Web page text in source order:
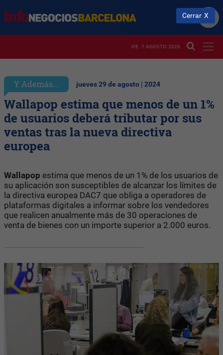
VIE. 7 AGOSTO 2026
Y Además... jueves 29 de agosto | 2024
Wallapop estima que menos de un 1%
de usuarios deberá tributar por sus
ventas tras la nueva directiva
europea
Wallapop estima que menos de un 1% de los usuarios de
su aplicación son susceptibles de alcanzar los límites de
la directiva europea DAC7 que obliga a operadores de
plataformas digitales a informar sobre los vendedores
que realicen anualmente más de 30 operaciones de
venta de bienes con un importe superior a 2.000 euros.
Cerrar